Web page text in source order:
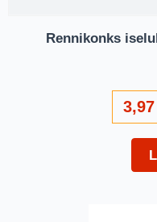
Rennikonks